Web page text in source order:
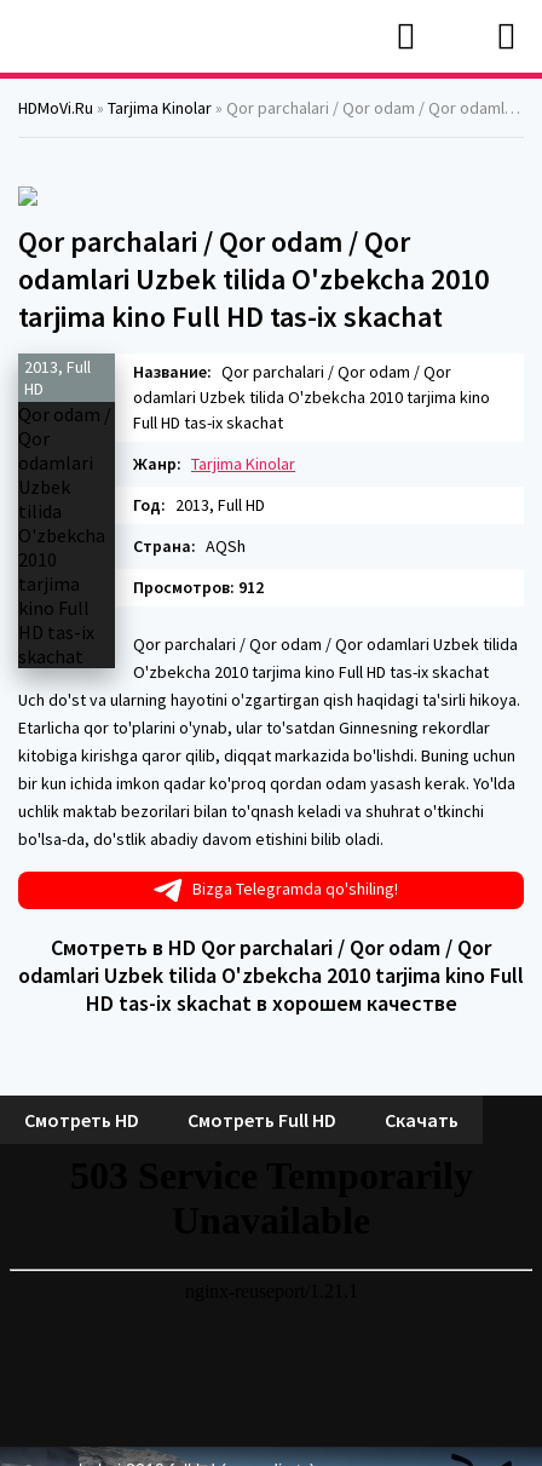
HDMoVi.Ru » Tarjima Kinolar » Qor parchalari / Qor odam / Qor odamlari Uzbek tilida O'zbekcha 2010 tarjima kino Full HD tas-ix skachat
Qor parchalari / Qor odam / Qor
odamlari Uzbek tilida O'zbekcha 2010
tarjima kino Full HD tas-ix skachat
2013, Full
HD
Название: Qor parchalari / Qor odam / Qor
odamlari Uzbek tilida O'zbekcha 2010 tarjima kino
Full HD tas-ix skachat
Жанр: Tarjima Kinolar
Год: 2013, Full HD
Страна: AQSh
Просмотров: 912
Qor parchalari / Qor odam / Qor odamlari Uzbek tilida
O'zbekcha 2010 tarjima kino Full HD tas-ix skachat
Uch do'st va ularning hayotini o'zgartirgan qish haqidagi ta'sirli hikoya.
Etarlicha qor to'plarini o'ynab, ular to'satdan Ginnesning rekordlar
kitobiga kirishga qaror qilib, diqqat markazida bo'lishdi. Buning uchun
bir kun ichida imkon qadar ko'proq qordan odam yasash kerak. Yo'lda
uchlik maktab bezorilari bilan to'qnash keladi va shuhrat o'tkinchi
bo'lsa-da, do'stlik abadiy davom etishini bilib oladi.
Bizga Telegramda qo'shiling!
Смотреть в HD Qor parchalari / Qor odam / Qor
odamlari Uzbek tilida O'zbekcha 2010 tarjima kino Full
HD tas-ix skachat в хорошем качестве
Смотреть HD Смотреть Full HD Скачать